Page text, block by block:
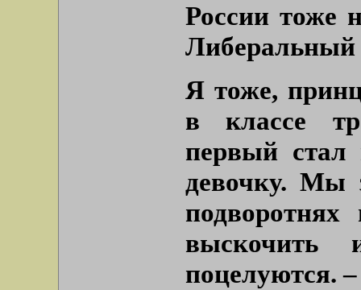
России тоже
Я тоже,
в классе
первый
девочку. Мы
выскочить
поцелуются.